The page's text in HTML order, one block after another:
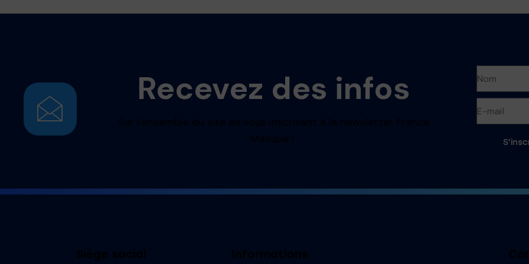
Recevez des infos
Sur l’ensemble du site en vous inscrivant à la newsletter France
Masque !
Siège social Informations